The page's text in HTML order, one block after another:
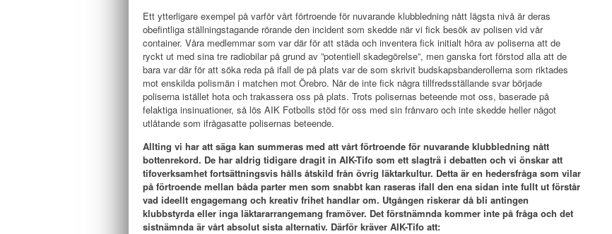
Ett ytterligare exempel på varför vårt förtroende för nuvarande klubbledning nått lägsta nivå är deras
obefintliga ställningstagande rörande den incident som skedde när vi fick besök av polisen vid vår
container. Våra medlemmar som var där för att städa och inventera fick initialt höra av poliserna att de
ryckt ut med sina tre radiobilar på grund av ”potentiell skadegörelse”, men ganska fort förstod alla att de
bara var där för att söka reda på ifall de på plats var de som skrivit budskapsbanderollerna som riktades
mot enskilda polismän i matchen mot Örebro. När de inte fick några tillfredsställande svar började
poliserna istället hota och trakassera oss på plats. Trots polisernas beteende mot oss, baserade på
felaktiga insinuationer, så lös AIK Fotbolls stöd för oss med sin frånvaro och inte skedde heller något
utlåtande som ifrågasatte polisernas beteende.
Allting vi har att säga kan summeras med att vårt förtroende för nuvarande klubbledning nått
bottenrekord. De har aldrig tidigare dragit in AIK-Tifo som ett slagträ i debatten och vi önskar att
tifoverksamhet fortsättningsvis hålls åtskild från övrig läktarkultur. Detta är en hedersfråga som vilar
på förtroende mellan båda parter men som snabbt kan raseras ifall den ena sidan inte fullt ut förstår
vad ideellt engagemang och kreativ frihet handlar om. Utgången riskerar då bli antingen
klubbstyrda eller inga läktararrangemang framöver. Det förstnämnda kommer inte på fråga och det
sistnämnda är vårt absolut sista alternativ. Därför kräver AIK-Tifo att: